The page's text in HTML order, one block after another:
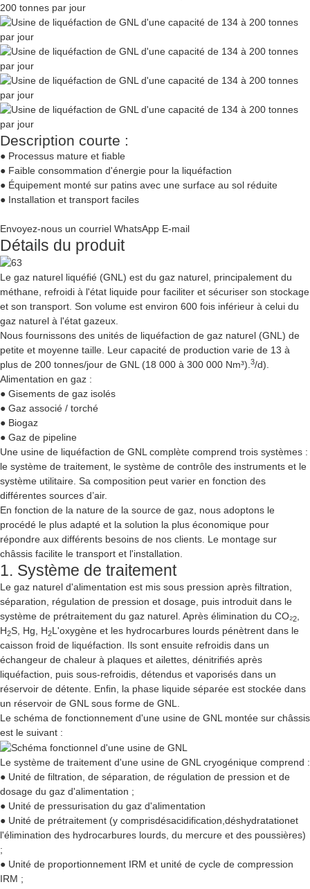
Description courte :
● Processus mature et fiable
● Faible consommation d'énergie pour la liquéfaction
● Équipement monté sur patins avec une surface au sol réduite
● Installation et transport faciles
Envoyez-nous un courriel WhatsApp E-mail
Détails du produit
Le gaz naturel liquéfié (GNL) est du gaz naturel, principalement du
méthane, refroidi à l'état liquide pour faciliter et sécuriser son stockage
et son transport. Son volume est environ 600 fois inférieur à celui du
gaz naturel à l'état gazeux.
Nous fournissons des unités de liquéfaction de gaz naturel (GNL) de
petite et moyenne taille. Leur capacité de production varie de 13 à
plus de 200 tonnes/jour de GNL (18 000 à 300 000 Nm³).3/d).
Alimentation en gaz :
● Gisements de gaz isolés
● Gaz associé / torché
● Biogaz
● Gaz de pipeline
Une usine de liquéfaction de GNL complète comprend trois systèmes :
le système de traitement, le système de contrôle des instruments et le
système utilitaire. Sa composition peut varier en fonction des
différentes sources d’air.
En fonction de la nature de la source de gaz, nous adoptons le
procédé le plus adapté et la solution la plus économique pour
répondre aux différents besoins de nos clients. Le montage sur
châssis facilite le transport et l'installation.
1. Système de traitement
Le gaz naturel d'alimentation est mis sous pression après filtration,
séparation, régulation de pression et dosage, puis introduit dans le
système de prétraitement du gaz naturel. Après élimination du CO₂2,
H2S, Hg, H2L'oxygène et les hydrocarbures lourds pénètrent dans le
caisson froid de liquéfaction. Ils sont ensuite refroidis dans un
échangeur de chaleur à plaques et ailettes, dénitrifiés après
liquéfaction, puis sous-refroidis, détendus et vaporisés dans un
réservoir de détente. Enfin, la phase liquide séparée est stockée dans
un réservoir de GNL sous forme de GNL.
Le schéma de fonctionnement d'une usine de GNL montée sur châssis
est le suivant :
Le système de traitement d'une usine de GNL cryogénique comprend :
● Unité de filtration, de séparation, de régulation de pression et de
dosage du gaz d'alimentation ;
● Unité de pressurisation du gaz d'alimentation
● Unité de prétraitement (y comprisdésacidification déshydratationet
l'élimination des hydrocarbures lourds, du mercure et des poussières)
;
● Unité de proportionnement IRM et unité de cycle de compression
IRM ;